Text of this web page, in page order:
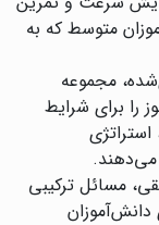
متوسط که به
مجموعه
را برای شرایط
مسائل ترکیبی